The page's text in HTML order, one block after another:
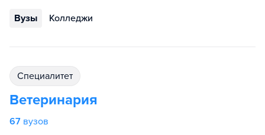
Вузы Колледжи
специалитет
Ветеринария
67 вузов